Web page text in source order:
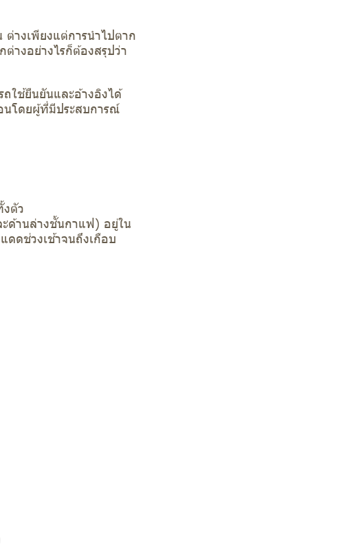
ต่างเพียงแต่การนำไปตาก
างอย่างไรก็ต้องสรุปว่า
ใช้ยืนยันและอ้างอิงได้
นโดยผู้ที่มีประสบการณ์
ตัว
ด้านล่างชั้นกาแฟ) อยู่ใน
ดช่วงเช้าจนถึงเกือบ